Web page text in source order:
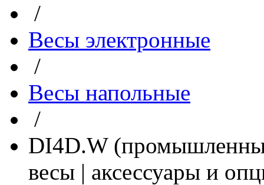
/
Весы электронные
/
Весы напольные
/
DI4D.W
весы | аксессуары и